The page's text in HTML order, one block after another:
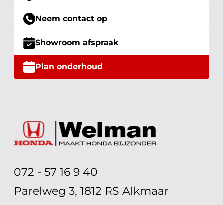
Neem contact op
Showroom afspraak
Plan onderhoud
072 - 57 16 9 40
Parelweg 3, 1812 RS Alkmaar